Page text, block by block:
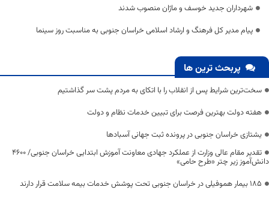
شهرداران جدید خوسف و ماژان منصوب شدند
پیام مدیر کل فرهنگ و ارشاد اسلامی خراسان جنوبی به مناسبت روز سینما
پربحث ترین ها
سخت‌ترین شرایط پس از انقلاب را با اتکای به مردم پشت سر گذاشتیم
هفته دولت بهترین فرصت برای تبیین خدمات نظام و دولت
یشتازی خراسان جنوبی در پرونده ثبت جهانی آسبادها
تقدیر مقام عالی وزارت از عملکرد جهادی معاونت آموزش ابتدایی خراسان جنوبی/ ۴۶۰۰
دانش‌آموز زیر چتر «طرح حامی»
۱۸۵ بیمار هموفیلی در خراسان جنوبی تحت پوشش خدمات بیمه سلامت قرار دارند